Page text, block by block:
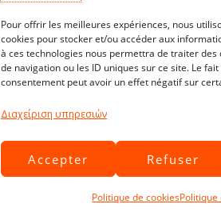
Pour offrir les meilleures expériences, nous
cookies pour stocker et/ou accéder aux
à ces technologies nous permettra de traiter
de navigation ou les ID uniques sur ce site. Le
consentement peut avoir un effet négatif sur
Διαχείριση υπηρεσιών
Accepter Refuser
Politique de cookies
Service
Contact
Livraisons &
Mentions